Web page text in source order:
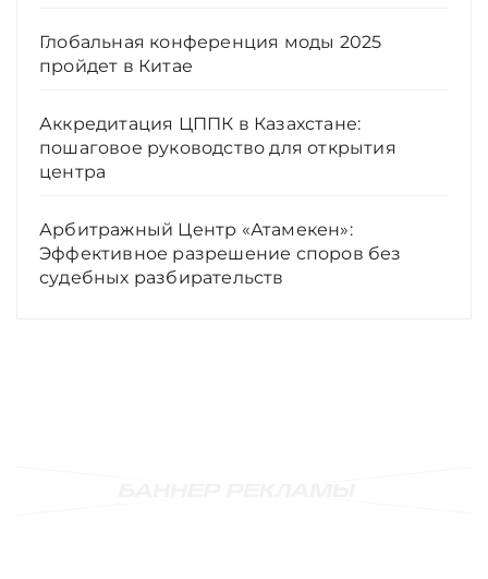
Глобальная конференция моды 2025
пройдет в Китае
Аккредитация ЦППК в Казахстане:
пошаговое руководство для открытия
центра
Арбитражный Центр «Атамекен»:
Эффективное разрешение споров без
судебных разбирательств